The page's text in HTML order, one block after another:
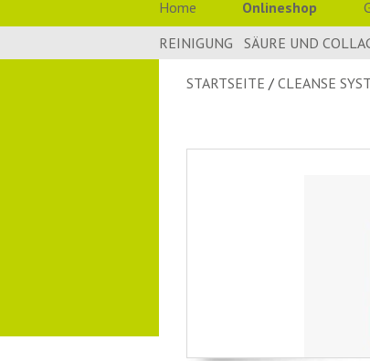
Home
Onlineshop
REINIGUNG
SÄURE UND
STARTSEITE CLEANSE